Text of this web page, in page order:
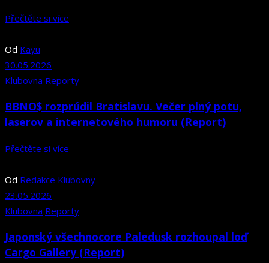
Přečtěte si více
Od Kayu
30.05.2026
Klubovna Reporty
BBNO$ rozprúdil Bratislavu. Večer plný potu,
laserov a internetového humoru (Report)
Přečtěte si více
Od Redakce Klubovny
23.05.2026
Klubovna Reporty
Japonský všechnocore Paledusk rozhoupal loď
Cargo Gallery (Report)